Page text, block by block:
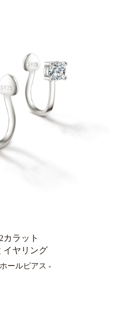
カラット
イヤリング
ールピアス -